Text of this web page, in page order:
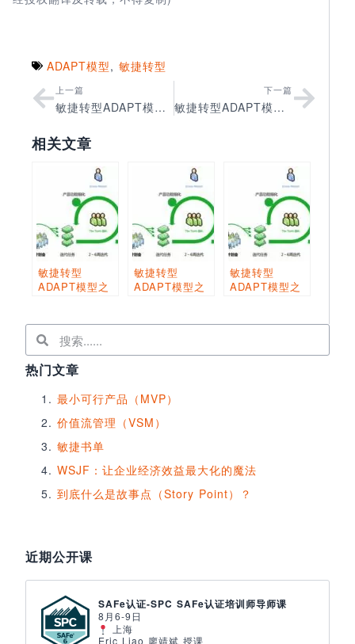
ADAPT模型, 敏捷转型
上一篇
敏捷转型ADAPT模型之渴望篇
下一篇
敏捷转型ADAPT模型之推广篇
相关文章
敏捷转型
ADAPT模型之
敏捷转型
ADAPT模型之
敏捷转型
ADAPT模型之
热门文章
最小可行产品（MVP）
价值流管理（VSM）
敏捷书单
WSJF：让企业经济效益最大化的魔法
到底什么是故事点（Story Point）？
近期公开课
SAFe认证-SPC SAFe认证培训师导师课
8月6-9日
上海
Eric Liao 廖靖斌 授课